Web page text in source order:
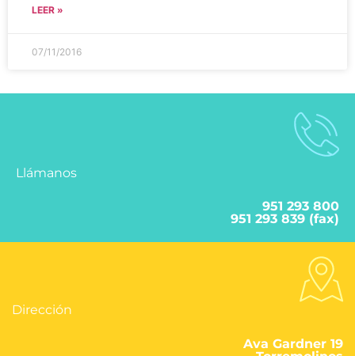
LEER »
07/11/2016
Llámanos
951 293 800
951 293 839 (fax)
Dirección
Ava Gardner 19